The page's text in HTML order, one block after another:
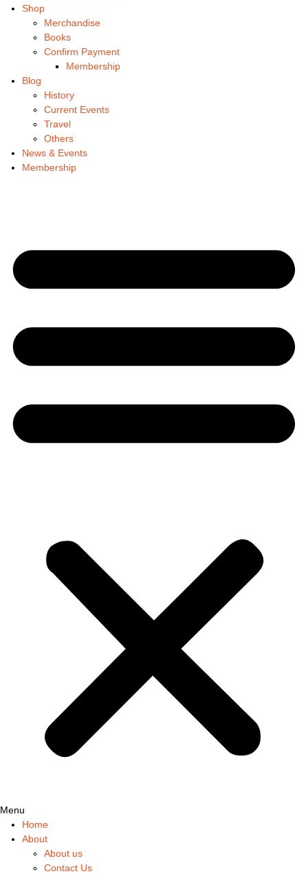
Shop
Merchandise
Books
Confirm Payment
Membership
Blog
History
Current Events
Travel
Others
News & Events
Membership
Menu
Home
About
About us
Contact Us